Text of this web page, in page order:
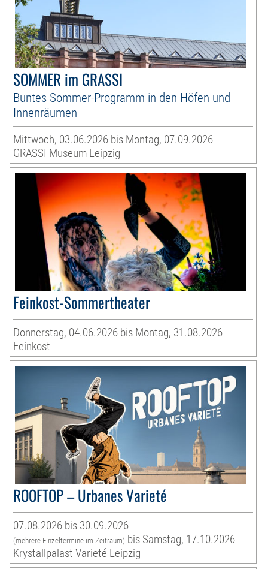
SOMMER im GRASSI
Buntes Sommer-Programm in den Höfen und
Innenräumen
Mittwoch, 03.06.2026 bis Montag, 07.09.2026
GRASSI Museum Leipzig
Feinkost-Sommertheater
Donnerstag, 04.06.2026 bis Montag, 31.08.2026
Feinkost
ROOFTOP – Urbanes Varieté
07.08.2026 bis 30.09.2026
(mehrere Einzeltermine im Zeitraum) bis Samstag, 17.10.2026
Krystallpalast Varieté Leipzig